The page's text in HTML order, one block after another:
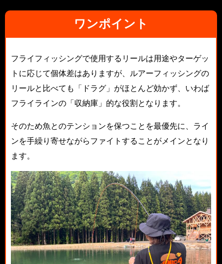
ワンポイント
フライフィッシングで使用するリールは用途やターゲッ
トに応じて個体差はありますが、ルアーフィッシングの
リールと比べても「ドラグ」がほとんど効かず、いわば
フライラインの「収納庫」的な役割となります。
そのため魚とのテンションを保つことを最優先に、ライ
ンを手繰り寄せながらファイトすることがメインとなり
ます。